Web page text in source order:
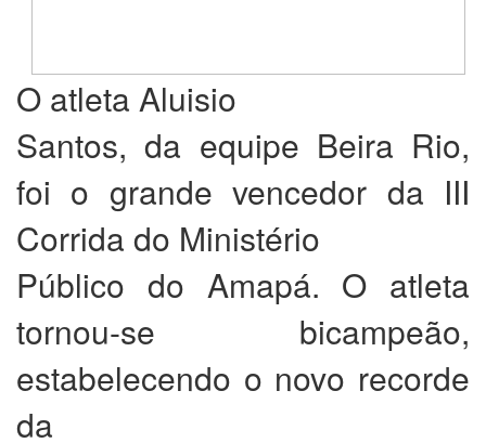
O atleta Aluisio
Santos, da equipe Beira Rio,
foi o grande vencedor da III
Corrida do Ministério
Público do Amapá. O atleta
tornou-se bicampeão,
estabelecendo o novo recorde
da